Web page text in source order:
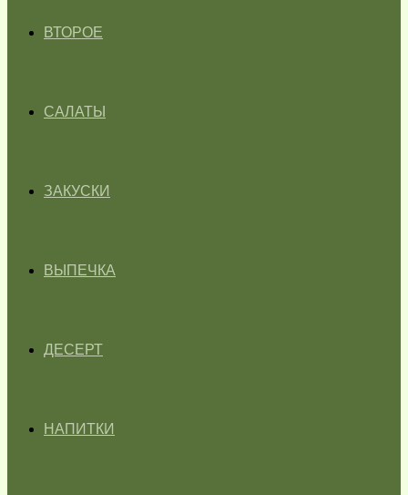
ВТОРОЕ
САЛАТЫ
ЗАКУСКИ
ВЫПЕЧКА
ДЕСЕРТ
НАПИТКИ